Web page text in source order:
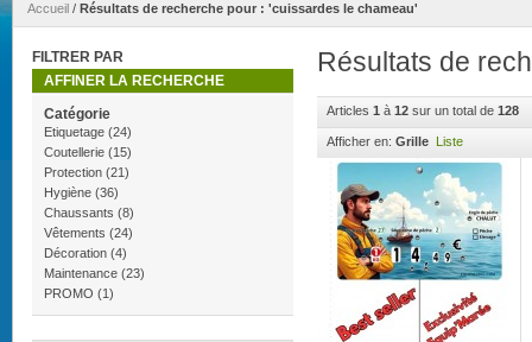
Accueil / Résultats de recherche pour : 'cuissardes le chameau'
Résultats de
Articles 1 à 12 sur un total de 128
Afficher en: Grille Liste
FILTRER PAR
AFFINER LA RECHERCHE
Catégorie
Etiquetage (24)
Coutellerie (15)
Protection (21)
Hygiène (36)
Chaussants (8)
Vêtements (24)
Décoration (4)
Maintenance (23)
PROMO (1)